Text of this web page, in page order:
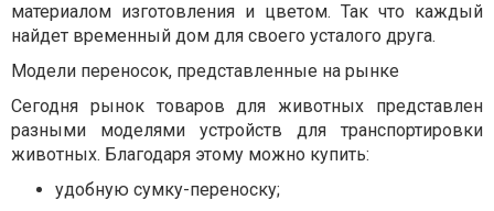
материалом изготовления и цветом. Так что каждый
найдет временный дом для своего усталого друга.
Модели переносок, представленные на рынке
Сегодня рынок товаров для животных представлен
разными моделями устройств для транспортировки
животных. Благодаря этому можно купить:
удобную сумку-переноску;